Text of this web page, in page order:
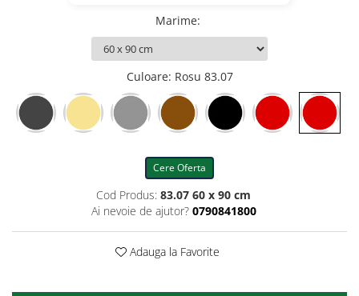
Marime:
Culoare: Rosu 83.07
Cere Oferta
Cod Produs: 83.07 60 x 90 cm
Ai nevoie de ajutor? 0790841800
Adauga la Favorite